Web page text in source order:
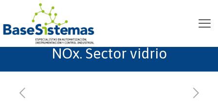
multicorriente O2, CO y
NOx. Sector vidrio